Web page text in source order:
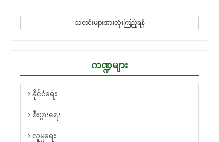
သတင်းများအားလုံးကြည့်ရန်
ကဏ္ဍများ
နိုင်ငံရေး
စီးပွားရေး
လူမှုရေး